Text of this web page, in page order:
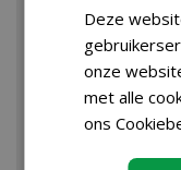
Deze
onze
met alle
ons